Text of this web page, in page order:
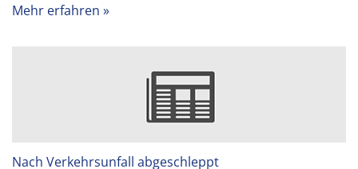
Mehr erfahren
Nach Verkehrsunfall abgeschleppt